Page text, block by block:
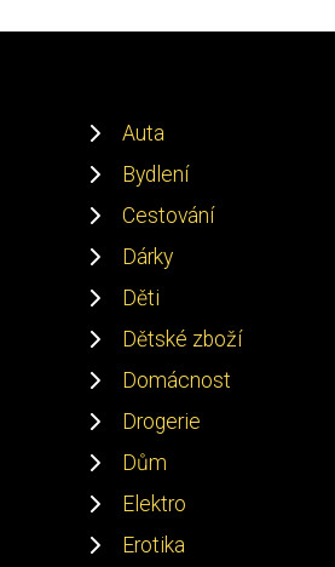
Auta
Bydlení
Cestování
Dárky
Děti
Dětské zboží
Domácnost
Drogerie
Dům
Elektro
Erotika